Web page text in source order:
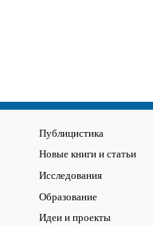
Публицистика
Новые книги и статьи
Исследования
Образование
Идеи и проекты